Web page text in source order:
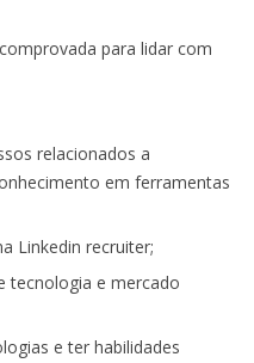
para lidar com
relacionados a
em ferramentas
Linkedin recruiter;
tecnologia e mercado
e ter habilidades